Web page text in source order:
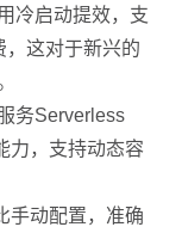
冷启动提效，支
，这对于新兴的
务Serverless
力，支持动态容
手动配置，准确